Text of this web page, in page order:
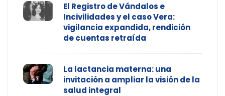
El Registro de Vándalos e
Incivilidades y el caso Vera:
vigilancia expandida, rendición
de cuentas retraída
La lactancia materna: una
invitación a ampliar la visión de la
salud integral